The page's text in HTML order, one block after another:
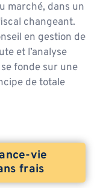
marché, dans un
changeant.
en gestion de
et l’analyse
fonde sur une
de totale
vie
frais